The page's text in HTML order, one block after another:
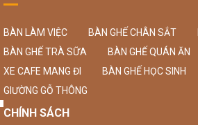
BÀN LÀM VIỆC BÀN GHẾ CHÂN SẮT
BÀN GHẾ TRÀ SỮA
BÀN GHẾ QUÁN ĂN
XE CAFE MANG ĐI
BÀN GHẾ HỌC SINH
GIƯỜNG GỖ THÔNG
CHÍNH SÁCH